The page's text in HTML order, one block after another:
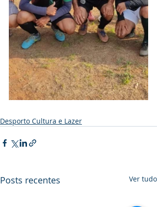
Desporto Cultura e Lazer
Posts recentes Ver tudo